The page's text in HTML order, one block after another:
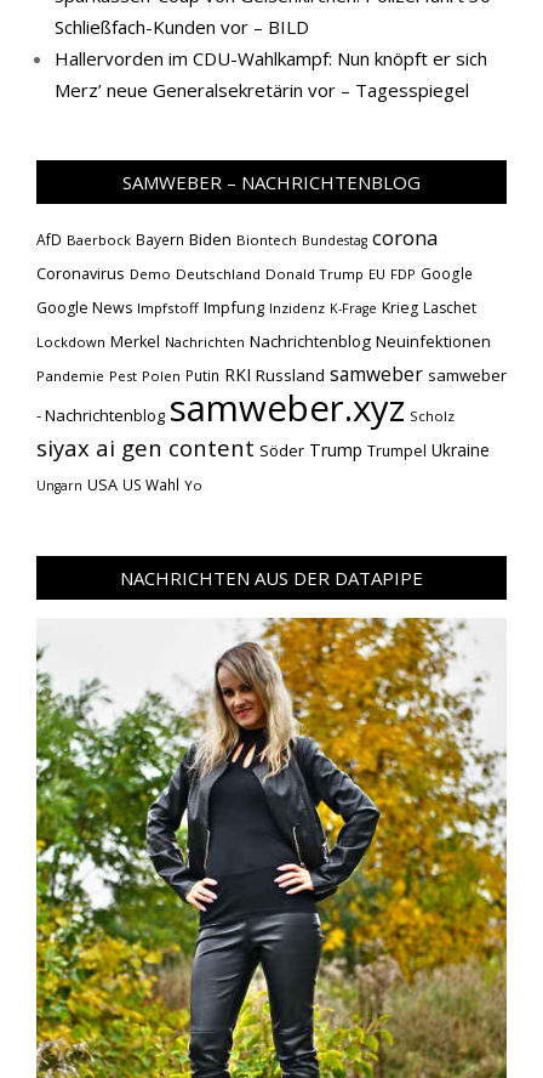
Schließfach-Kunden vor – BILD
Hallervorden im CDU-Wahlkampf: Nun knöpft er sich
Merz’ neue Generalsekretärin vor – Tagesspiegel
SAMWEBER – NACHRICHTENBLOG
AfD Baerbock Bayern Biden Biontech Bundestag corona
Coronavirus Demo Deutschland Donald Trump EU FDP Google
Google News Impfstoff Impfung Inzidenz K-Frage Krieg Laschet
Lockdown Merkel Nachrichten Nachrichtenblog Neuinfektionen
Pandemie Pest Polen Putin RKI Russland samweber samweber
- Nachrichtenblog samweber.xyz Scholz
siyax ai gen content Söder Trump Trumpel Ukraine
Ungarn USA US Wahl Yo
NACHRICHTEN AUS DER DATAPIPE